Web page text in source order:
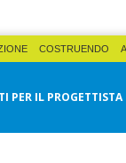
COSTRUENDO
PER IL PROGETTISTA